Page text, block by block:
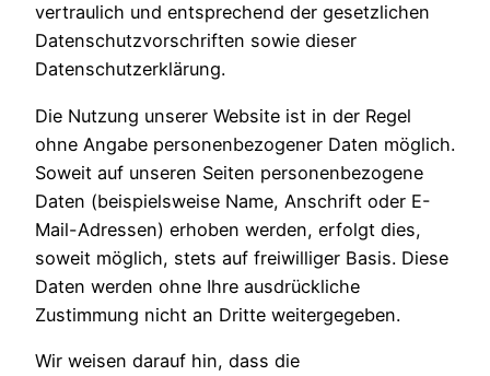
vertraulich und entsprechend der gesetzlichen
Datenschutzvorschriften sowie dieser
Datenschutzerklärung.
Die Nutzung unserer Website ist in der Regel
ohne Angabe personenbezogener Daten möglich.
Soweit auf unseren Seiten personenbezogene
Daten (beispielsweise Name, Anschrift oder E-
Mail-Adressen) erhoben werden, erfolgt dies,
soweit möglich, stets auf freiwilliger Basis. Diese
Daten werden ohne Ihre ausdrückliche
Zustimmung nicht an Dritte weitergegeben.
Wir weisen darauf hin, dass die